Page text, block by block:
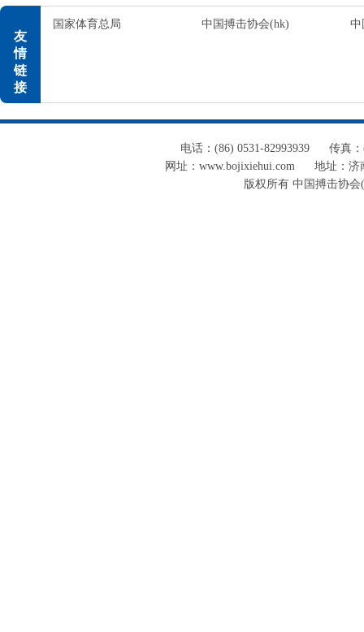
友
情
链
接
国家体育总局 中国搏击协会(hk) 中
电话：(86) 0531-82993939
传真
网址：www.bojixiehui.com
地址：济
版权所有 中国搏击协会